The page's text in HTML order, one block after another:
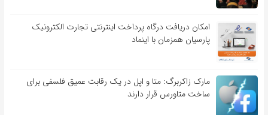
امکان دریافت درگاه پرداخت اینترنتی تجارت الکترونیک
پارسیان همزمان با اینماد
مارک زاکربرگ: متا و اپل در یک رقابت عمیق فلسفی برای
ساخت متاورس قرار دارند